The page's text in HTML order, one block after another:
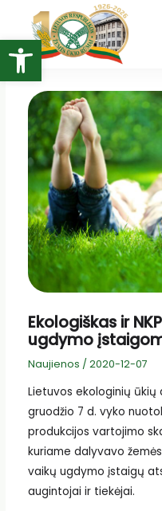
Open toolbar
turinio
Ekologiškas ir
ugdymo
Naujienos / 2020-12-07
Lietuvos ekologinių ūkių
gruodžio 7 d. vyko
produkcijos vartojimo
kuriame dalyvavo
vaikų ugdymo įstaigų
augintojai ir tiekėjai.